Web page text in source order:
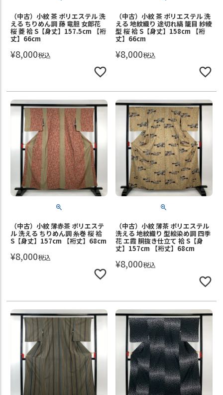
（中古）小紋 茶 ポリエステル 洗
える ちりめん調 藤 竜胆 女郎花
桜 菱 袷 S【身丈】157.5cm 【裄
丈】66cm
¥8,000税込
（中古）小紋 茶 ポリエステル 洗
える 地紋織り 途切れ縞 籠目 紗綾
型 桜 袷 S【身丈】158cm 【裄
丈】66cm
¥8,000税込
（中古）小紋 薄赤茶 ポリエステ
ル 洗える ちりめん調 糸巻 桜 袷
S【身丈】157cm 【裄丈】68cm
¥8,000税込
（中古）小紋 薄茶 ポリエステル
洗える 地紋織り 型絵染め調 四季
花 エ霞 胴抜き仕立て 袷 S【身
丈】157cm 【裄丈】68cm
¥8,000税込